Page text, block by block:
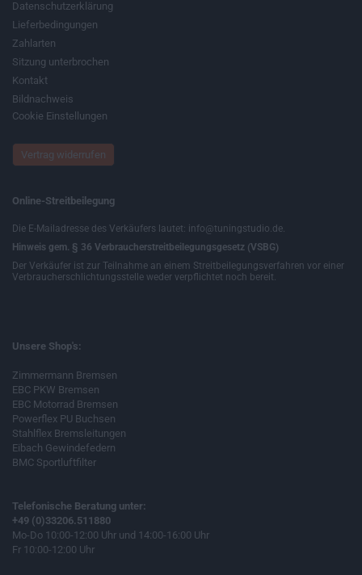
Datenschutzerklärung
Lieferbedingungen
Zahlarten
Sitzung unterbrochen
Kontakt
Bildnachweis
Cookie Einstellungen
Vertrag widerrufen
Online-Streitbeilegung
Die E-Mailadresse des Verkäufers lautet: info@tuningstudio.de.
Hinweis gem. § 36 Verbraucherstreitbeilegungsgesetz (VSBG)
Der Verkäufer ist zur Teilnahme an einem Streitbeilegungsverfahren vor einer
Verbraucherschlichtungsstelle weder verpflichtet noch bereit.
Unsere Shop's:
Zimmermann Bremsen
EBC PKW Bremsen
EBC Motorrad Bremsen
Powerflex PU Buchsen
Stahlflex Bremsleitungen
Eibach Gewindefedern
BMC Sportluftfilter
Telefonische Beratung unter:
+49 (0)33206.511880
Mo-Do 10:00-12:00 Uhr und 14:00-16:00 Uhr
Fr 10:00-12:00 Uhr